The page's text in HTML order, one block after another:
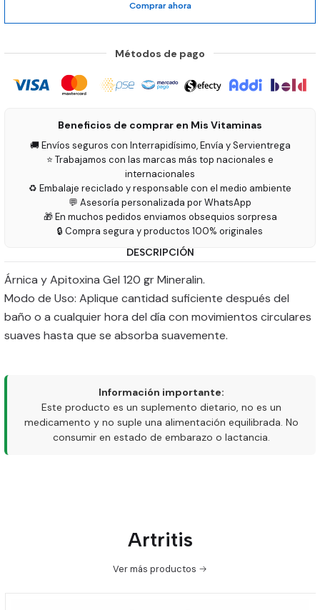
Comprar ahora
Métodos de pago
Beneficios de comprar en Mis Vitaminas
🚚 Envíos seguros con Interrapidísimo, Envía y Servientrega
⭐ Trabajamos con las marcas más top nacionales e
internacionales
♻️ Embalaje reciclado y responsable con el medio ambiente
💬 Asesoría personalizada por WhatsApp
🎁 En muchos pedidos enviamos obsequios sorpresa
🔒 Compra segura y productos 100% originales
DESCRIPCIÓN
Árnica y Apitoxina Gel 120 gr Mineralin.
Modo de Uso: Aplique cantidad suficiente después del
baño o a cualquier hora del día con movimientos circulares
suaves hasta que se absorba suavemente.
Información importante:
Este producto es un suplemento dietario, no es un
medicamento y no suple una alimentación equilibrada. No
consumir en estado de embarazo o lactancia.
Artritis
Ver más productos